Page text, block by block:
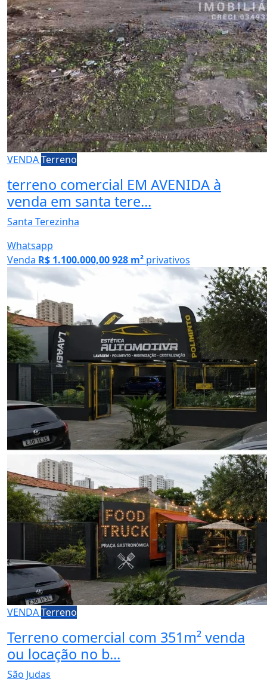
VENDATerreno
terreno comercial EM AVENIDA à
venda em santa tere...
Santa Terezinha
Whatsapp
Venda R$ 1.100.000,00928 m² privativos
VENDATerreno
Terreno comercial com 351m² venda
ou locação no b...
São Judas